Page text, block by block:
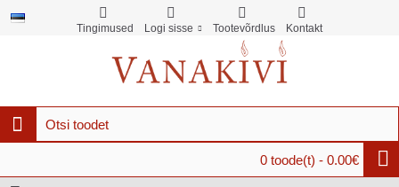
Tingimused Logi sisse Tootevõrdlus Kontakt
0 toode(t) - 0.00€